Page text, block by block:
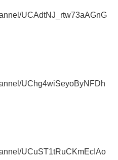
UCAdtNJ_rtw73aAGnG
UChg4wiSeyoByNFDh
UCuST1tRuCKmEcIAo